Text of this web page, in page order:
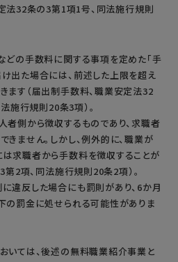
法32条の3第1項1号、同法施行規則
どの手数料に関する事項を定めた「手
出た場合には、前述した上限を超え
ます（届出制手数料、職業安定法32
施行規則20条3項）。
者側から徴収するものであり、求職者
ません。しかし、例外的に、職業が
求職者から手数料を徴収することが
2項、同法施行規則20条2項）。
違反した場合にも罰則があり、6か月
罰金に処せられる可能性がありま
いては、後述の無料職業紹介事業と